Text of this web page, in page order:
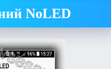
NoLED